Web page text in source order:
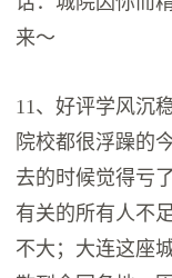
来～
11、好评学风沉
院校都很浮躁的
去的时候觉得亏
有关的所有人不
不大；大连这座